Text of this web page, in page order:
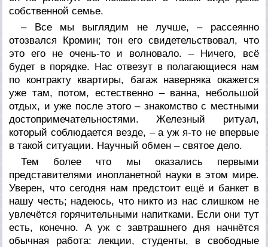
собственной семье.
– Все мы выглядим не лучше, – рассеянно
отозвался Кромин; тон его свидетельствовал, что
это его не очень-то и волновало. – Ничего, всё
будет в порядке. Нас отвезут в полагающиеся нам
по контракту квартиры, багаж наверняка окажется
уже там, потом, естественно – ванна, небольшой
отдых, и уже после этого – знакомство с местными
достопримечательностями. Железный ритуал,
который соблюдается везде, – а уж я-то не впервые
в такой ситуации. Научный обмен – святое дело.
Тем более что мы оказались первыми
представителями инопланетной науки в этом мире.
Уверен, что сегодня нам предстоит ещё и банкет в
нашу честь; надеюсь, что никто из нас слишком не
увлечётся горячительными напитками. Если они тут
есть, конечно. А уж с завтрашнего дня начнётся
обычная работа: лекции, студенты, в свободные